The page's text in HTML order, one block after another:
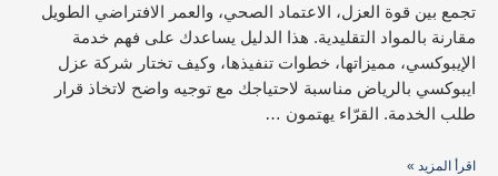
تجمع بين قوة العزل، الاعتماد الصحي، والعمر الافتراضي الطويل
مقارنة بالمواد التقليدية. هذا الدليل يساعدك على فهم خدمة
الإيبوكسي، مميزاتها، خطوات تنفيذها، وكيف تختار شركة عزل
ايبوكسي بالرياض مناسبة لاحتياجك مع توجيه واضح لاتخاذ قرار
طلب الخدمة. القرّاء يهتمون …
اقرأ المزيد »